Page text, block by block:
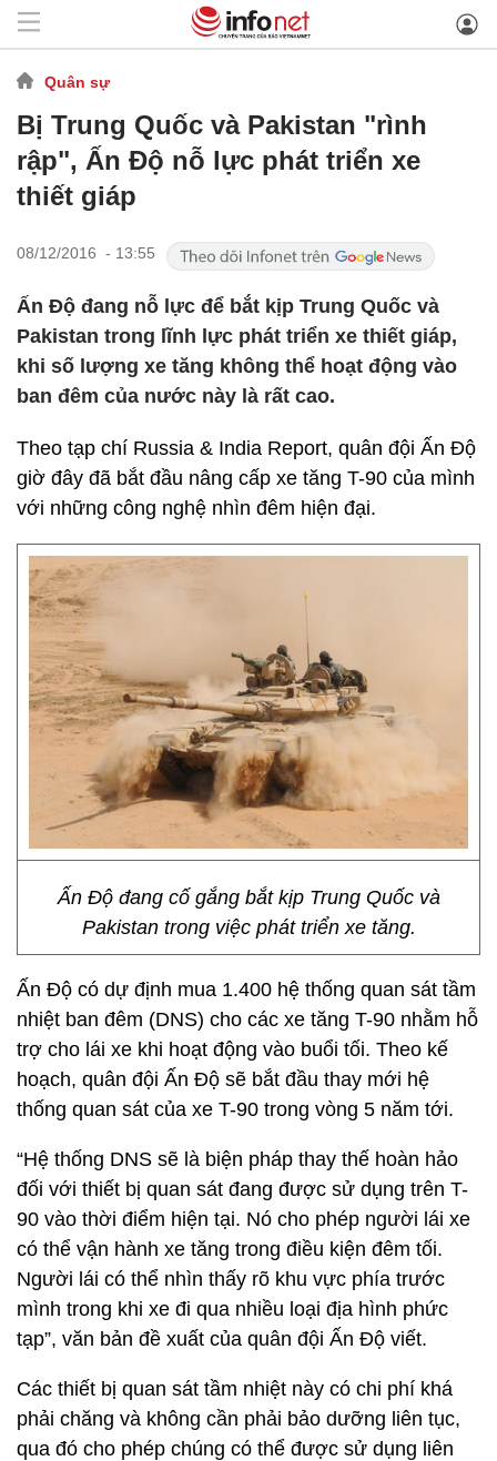
Quân sự
Bị Trung Quốc và Pakistan "rình
rập", Ấn Độ nỗ lực phát triển xe
thiết giáp
08/12/2016 - 13:55
Ấn Độ đang nỗ lực để bắt kịp Trung Quốc và
Pakistan trong lĩnh lực phát triển xe thiết giáp,
khi số lượng xe tăng không thể hoạt động vào
ban đêm của nước này là rất cao.
Theo tạp chí Russia & India Report, quân đội Ấn Độ
giờ đây đã bắt đầu nâng cấp xe tăng T-90 của mình
với những công nghệ nhìn đêm hiện đại.
Ấn Độ đang cố gắng bắt kịp Trung Quốc và
Pakistan trong việc phát triển xe tăng.
Ấn Độ có dự định mua 1.400 hệ thống quan sát tầm
nhiệt ban đêm (DNS) cho các xe tăng T-90 nhằm hỗ
trợ cho lái xe khi hoạt động vào buổi tối. Theo kế
hoạch, quân đội Ấn Độ sẽ bắt đầu thay mới hệ
thống quan sát của xe T-90 trong vòng 5 năm tới.
“Hệ thống DNS sẽ là biện pháp thay thế hoàn hảo
đối với thiết bị quan sát đang được sử dụng trên T-
90 vào thời điểm hiện tại. Nó cho phép người lái xe
có thể vận hành xe tăng trong điều kiện đêm tối.
Người lái có thể nhìn thấy rõ khu vực phía trước
mình trong khi xe đi qua nhiều loại địa hình phức
tạp”, văn bản đề xuất của quân đội Ấn Độ viết.
Các thiết bị quan sát tầm nhiệt này có chi phí khá
phải chăng và không cần phải bảo dưỡng liên tục,
qua đó cho phép chúng có thể được sử dụng liên